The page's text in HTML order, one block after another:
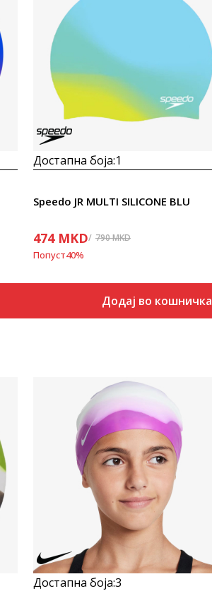
Uporedi
Достапна боја:1
Speedo JR MULTI SILICONE BLU
474 MKD 790MKD
Попуст40%
Додај во кошничка
Uporedi
Достапна боја:3